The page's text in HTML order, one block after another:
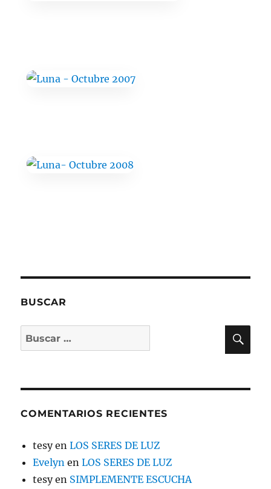
BUSCAR
Buscar
por:
COMENTARIOS RECIENTES
tesyenLOS SERES DE LUZ
Evelyn enLOS SERES DE LUZ
tesyen SIMPLEMENTE ESCUCHA